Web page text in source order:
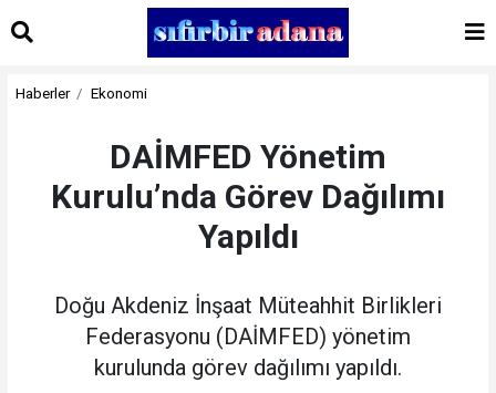
Haberler Ekonomi
DAİMFED Yönetim
Kurulu’nda Görev Dağılımı
Yapıldı
Doğu Akdeniz İnşaat Müteahhit Birlikleri
Federasyonu (DAİMFED) yönetim
kurulunda görev dağılımı yapıldı.